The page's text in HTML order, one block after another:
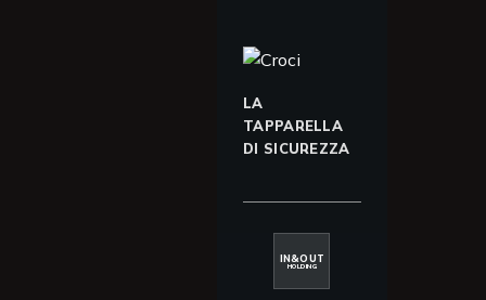
LA
TAPPARELLA
DI SICUREZZA
IN&OUT
HOLDING